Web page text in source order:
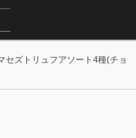
セズトリュフアソート4種(チョ